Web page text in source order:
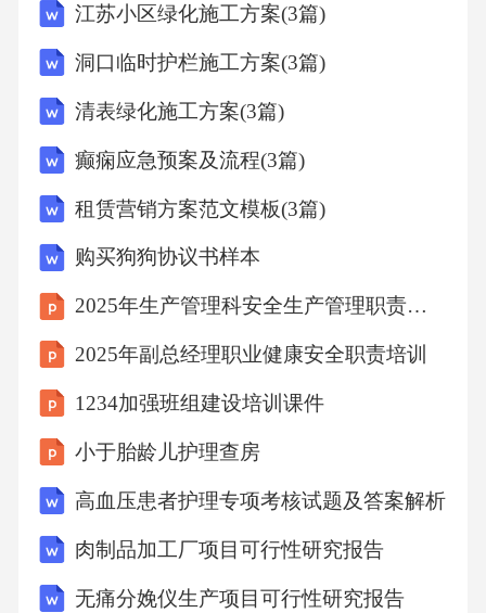
江苏小区绿化施工方案(3篇)
洞口临时护栏施工方案(3篇)
清表绿化施工方案(3篇)
癫痫应急预案及流程(3篇)
租赁营销方案范文模板(3篇)
购买狗狗协议书样本
2025年生产管理科安全生产管理职责培训
2025年副总经理职业健康安全职责培训
1234加强班组建设培训课件
小于胎龄儿护理查房
高血压患者护理专项考核试题及答案解析
肉制品加工厂项目可行性研究报告
无痛分娩仪生产项目可行性研究报告